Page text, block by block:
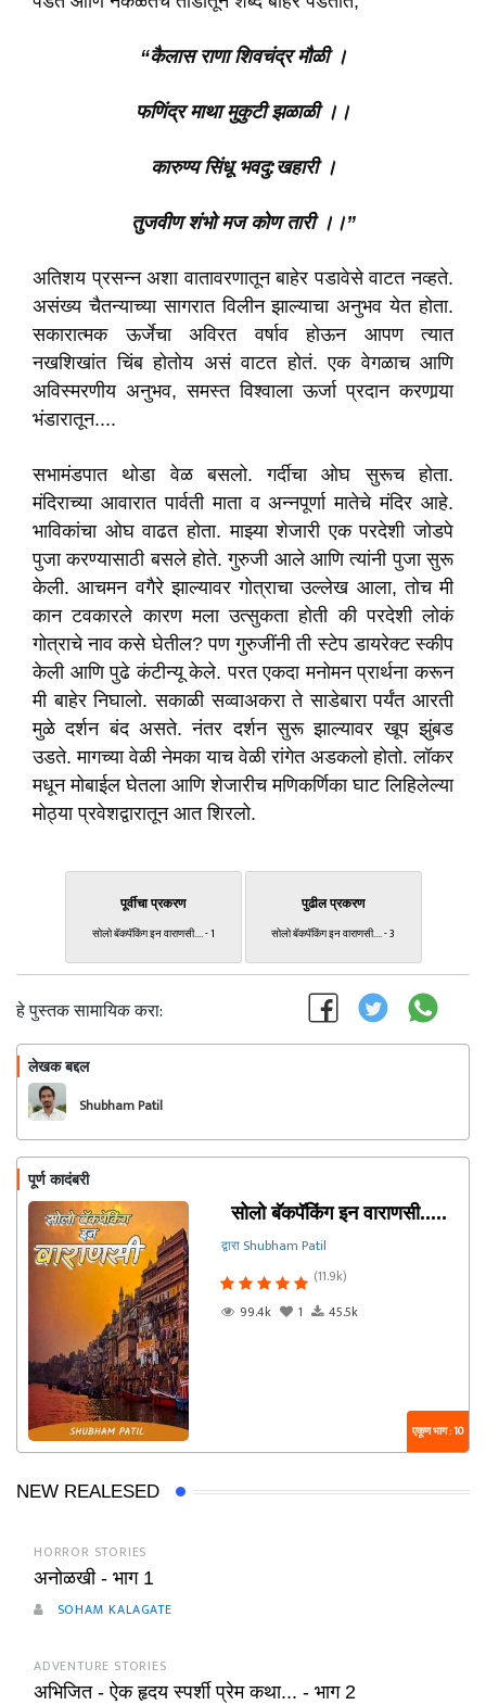
“कैलास राणा शिवचंद्र मौळी ।
फणिंद्र माथा मुकुटी झळाळी ।।
कारुण्य सिंधू भवदु:खहारी ।
तुजवीण शंभो मज कोण तारी ।।”
अतिशय प्रसन्न अशा वातावरणातून बाहेर पडावेसे वाटत नव्हते.
असंख्य चैतन्याच्या सागरात विलीन झाल्याचा अनुभव येत होता.
सकारात्मक ऊर्जेचा अविरत वर्षाव होऊन आपण त्यात
नखशिखांत चिंब होतोय असं वाटत होतं. एक वेगळाच आणि
अविस्मरणीय अनुभव, समस्त विश्वाला ऊर्जा प्रदान करणार्‍या
भंडारातून....
सभामंडपात थोडा वेळ बसलो. गर्दीचा ओघ सुरूच होता.
मंदिराच्या आवारात पार्वती माता व अन्नपूर्णा मातेचे मंदिर आहे.
भाविकांचा ओघ वाढत होता. माझ्या शेजारी एक परदेशी जोडपे
पुजा करण्यासाठी बसले होते. गुरुजी आले आणि त्यांनी पुजा सुरू
केली. आचमन वगैरे झाल्यावर गोत्राचा उल्लेख आला, तोच मी
कान टवकारले कारण मला उत्सुकता होती की परदेशी लोकं
गोत्राचे नाव कसे घेतील? पण गुरुजींनी ती स्टेप डायरेक्ट स्कीप
केली आणि पुढे कंटीन्यू केले. परत एकदा मनोमन प्रार्थना करून
मी बाहेर निघालो. सकाळी सव्वाअकरा ते साडेबारा पर्यंत आरती
मुळे दर्शन बंद असते. नंतर दर्शन सुरू झाल्यावर खूप झुंबड
उडते. मागच्या वेळी नेमका याच वेळी रांगेत अडकलो होतो. लॉकर
मधून मोबाईल घेतला आणि शेजारीच मणिकर्णिका घाट लिहिलेल्या
मोठ्या प्रवेशद्वारातून आत शिरलो.
पूर्वीचा प्रकरण
सोलो बॅकपॅकिंग इन वाराणसी.... - 1
पुढील प्रकरण
सोलो बॅकपॅकिंग इन वाराणसी.... - 3
हे पुस्तक सामायिक करा:
लेखक बद्दल
Shubham Patil
पूर्ण कादंबरी
सोलो बॅकपॅकिंग इन वाराणसी.....
द्वारा Shubham Patil
(11.9k)
99.4k
1 45.5k
एकूण भाग : 10
NEW REALESED
HORROR STORIES
अनोळखी - भाग 1
SOHAM KALAGATE
ADVENTURE STORIES
अभिजित - ऐक हृदय स्पर्शी प्रेम कथा... - भाग 2